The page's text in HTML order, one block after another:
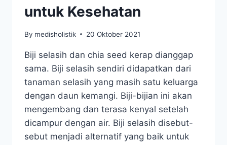
untuk Kesehatan
By medisholistik 20 Oktober 2021
Biji selasih dan chia seed kerap dianggap
sama. Biji selasih sendiri didapatkan dari
tanaman selasih yang masih satu keluarga
dengan daun kemangi. Biji-bijian ini akan
mengembang dan terasa kenyal setelah
dicampur dengan air. Biji selasih disebut-
sebut menjadi alternatif yang baik untuk